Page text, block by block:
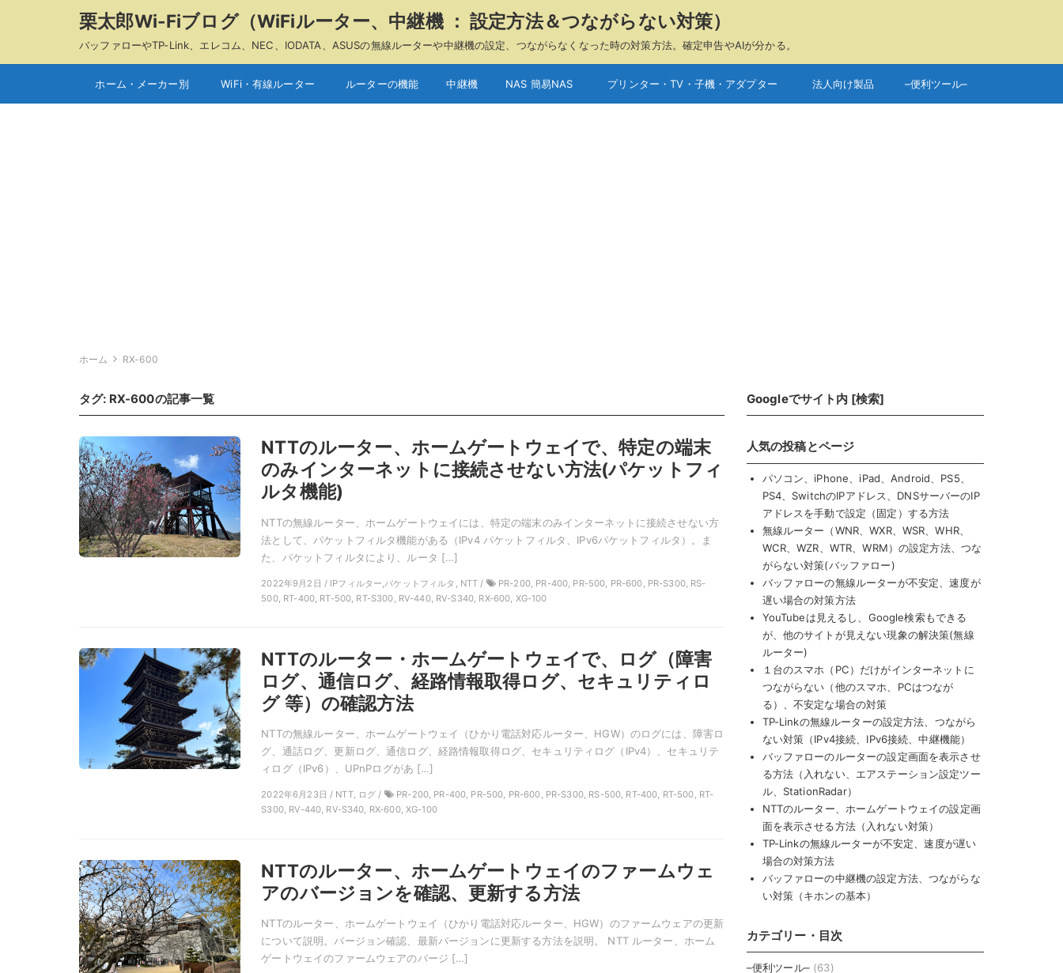
栗太郎Wi-Fiブログ（WiFiルーター、中継機 ： 設定方法＆つながらない対策）
バッファローやTP-Link、エレコム、NEC、IODATA、ASUSの無線ルーターや中継機の設定、つながらなくなった時の対策方法。確定申告やAIが分かる。
ホーム・メーカー別 WiFi・有線ルーター ルーターの機能 中継機 NAS 簡易NAS プリンター・TV・子機・アダプター 法人向け製品 –便利ツール–
ホーム RX-600
タグ: RX-600の記事一覧
NTTのルーター、ホームゲートウェイで、特定の端末
のみインターネットに接続させない方法(パケットフィ
ルタ機能)
NTTの無線ルーター、ホームゲートウェイには、特定の端末のみインターネットに接続させない方
法として、パケットフィルタ機能がある（IPv4 パケットフィルタ、IPv6パケットフィルタ）。ま
た、パケットフィルタにより、ルータ […]
2022年9月2日 / IPフィルター,パケットフィルタ, NTT /
PR-200, PR-400, PR-500, PR-600, PR-S300, RS-
500, RT-400, RT-500, RT-S300, RV-440, RV-S340, RX-600, XG-100
NTTのルーター・ホームゲートウェイで、ログ（障害
ログ、通信ログ、経路情報取得ログ、セキュリティロ
グ 等）の確認方法
NTTの無線ルーター、ホームゲートウェイ（ひかり電話対応ルーター、HGW）のログには、障害ロ
グ、通話ログ、更新ログ、通信ログ、経路情報取得ログ、セキュリティログ（IPv4）、セキュリテ
ィログ（IPv6）、UPnPログがあ […]
2022年6月23日 / NTT, ログ /
PR-200, PR-400, PR-500, PR-600, PR-S300, RS-500, RT-400, RT-500, RT-
S300, RV-440, RV-S340, RX-600, XG-100
NTTのルーター、ホームゲートウェイのファームウェ
アのバージョンを確認、更新する方法
NTTのルーター、ホームゲートウェイ（ひかり電話対応ルーター、HGW）のファームウェアの更新
について説明。バージョン確認、最新バージョンに更新する方法を説明。 NTT ルーター、ホーム
ゲートウェイのファームウェアのバージ […]
Googleでサイト内 [検索]
人気の投稿とページ
パソコン、iPhone、iPad、Android、PS5、
PS4、SwitchのIPアドレス、DNSサーバーのIP
アドレスを手動で設定（固定）する方法
無線ルーター（WNR、WXR、WSR、WHR、
WCR、WZR、WTR、WRM）の設定方法、つな
がらない対策(バッファロー)
バッファローの無線ルーターが不安定、速度が
遅い場合の対策方法
YouTubeは見えるし、Google検索もできる
が、他のサイトが見えない現象の解決策(無線
ルーター)
１台のスマホ（PC）だけがインターネットに
つながらない（他のスマホ、PCはつなが
る）、不安定な場合の対策
TP-Linkの無線ルーターの設定方法、つながら
ない対策（IPv4接続、IPv6接続、中継機能）
バッファローのルーターの設定画面を表示させ
る方法（入れない、エアステーション設定ツー
ル、StationRadar）
NTTのルーター、ホームゲートウェイの設定画
面を表示させる方法（入れない対策）
TP-Linkの無線ルーターが不安定、速度が遅い
場合の対策方法
バッファローの中継機の設定方法、つながらな
い対策（キホンの基本）
カテゴリー・目次
–便利ツール–(63)